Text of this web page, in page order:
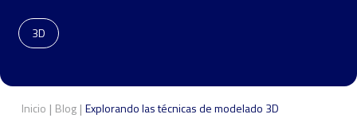
3D
Inicio | Blog | Explorando las técnicas de modelado 3D